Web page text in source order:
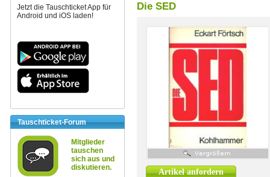
Jetzt die Tauschticket App für
Android und iOS laden!
Tauschticket-Forum
Mitglieder
tauschen
sich aus und
diskutieren.
Die SED
Artikel anfordern